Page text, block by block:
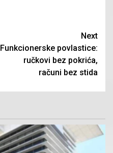
Next
Funkcionerske povlastice:
ručkovi bez pokrića,
računi bez stida